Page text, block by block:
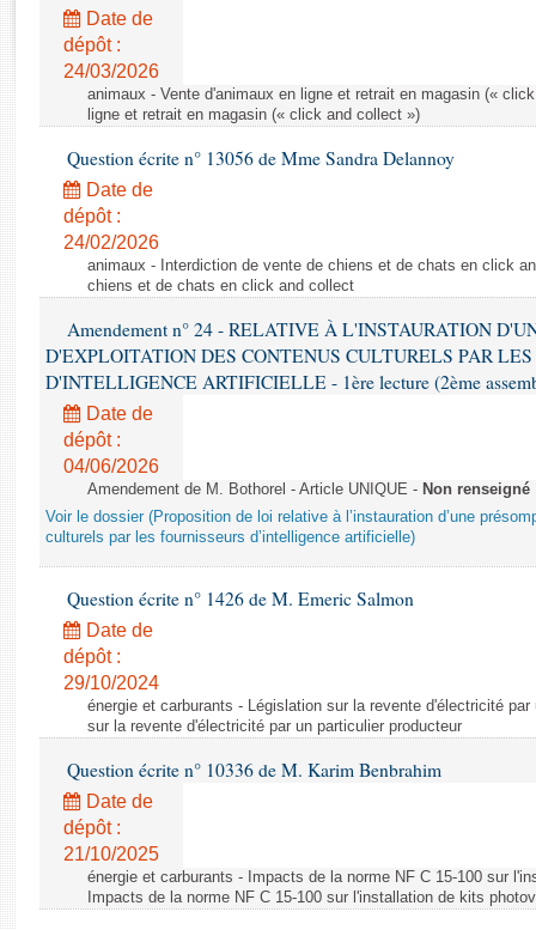
Rapports législatifs
Rapports sur l'application des lois
Baromètre de l’application des lois
Dossiers législatifs
Budget et sécurité sociale
Questions écrites et orales
Comptes rendus des débats
Date de
dépôt :
24/03/2026
animaux - Vente d'animaux en ligne et retrait en magasin («
ligne et retrait en magasin (« click and collect »)
Question écrite n° 13056 de Mme Sandra Delannoy
Date de
dépôt :
24/02/2026
animaux - Interdiction de vente de chiens et de chats en click
chiens et de chats en click and collect
Amendement n° 24 - RELATIVE À L'INSTAURATION
D'EXPLOITATION DES CONTENUS CULTURELS PAR LES
D'INTELLIGENCE ARTIFICIELLE - 1ère lecture (2ème
Date de
dépôt :
04/06/2026
Amendement de M. Bothorel - Article UNIQUE - Non renseigné
Voir le dossier (Proposition de loi relative à l’instauration d’une
culturels par les fournisseurs d’intelligence artificielle)
Question écrite n° 1426 de M. Emeric Salmon
Date de
dépôt :
29/10/2024
énergie et carburants - Législation sur la revente d'électricité
sur la revente d'électricité par un particulier producteur
Question écrite n° 10336 de M. Karim Benbrahim
Date de
dépôt :
21/10/2025
énergie et carburants - Impacts de la norme NF C 15-100 sur
Impacts de la norme NF C 15-100 sur l'installation de kits